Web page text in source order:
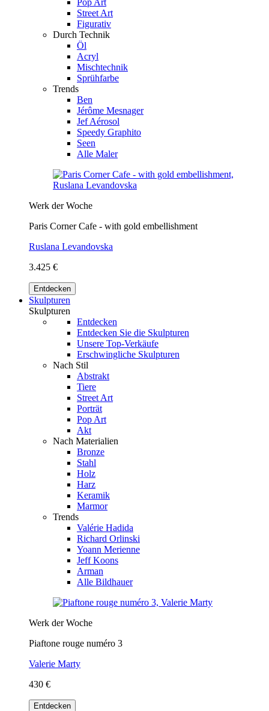
Street Art
Figurativ
Durch Technik
Öl
Acryl
Mischtechnik
Sprühfarbe
Trends
Ben
Jérôme Mesnager
Jef Aérosol
Speedy Graphito
Seen
Alle Maler
Werk der Woche
Paris Corner Cafe - with gold embellishment
Ruslana Levandovska
3.425 €
Entdecken
Skulpturen
Skulpturen
Entdecken
Entdecken Sie die Skulpturen
Unsere Top-Verkäufe
Erschwingliche Skulpturen
Nach Stil
Abstrakt
Tiere
Street Art
Porträt
Pop Art
Akt
Nach Materialien
Bronze
Stahl
Holz
Harz
Keramik
Marmor
Trends
Valérie Hadida
Richard Orlinski
Yoann Merienne
Jeff Koons
Arman
Alle Bildhauer
Werk der Woche
Piaftone rouge numéro 3
Valerie Marty
430 €
Entdecken